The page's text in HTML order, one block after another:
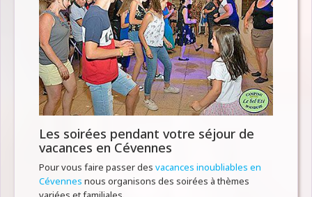
Les soirées pendant votre séjour de
vacances en Cévennes
Pour vous faire passer desvacances inoubliables en
Cévennes nous organisons des soirées à thèmes